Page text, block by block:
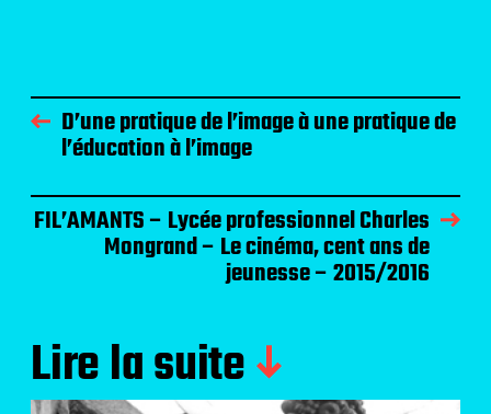
D’une pratique de l’image à une pratique de
l’éducation à l’image
FIL’AMANTS – Lycée professionnel Charles
Mongrand – Le cinéma, cent ans de
jeunesse – 2015/2016
Lire la suite